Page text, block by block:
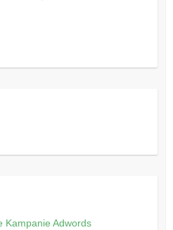
Kampanie Adwords